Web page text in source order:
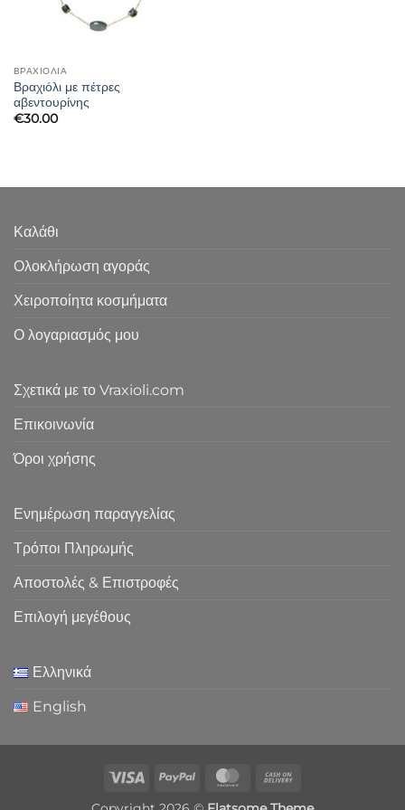
ΒΡΑΧΙΌΛΙΑ
Βραχιόλι με πέτρες
αβεντουρίνης
€30.00
Καλάθι
Ολοκλήρωση αγοράς
Χειροποίητα κοσμήματα
Ο λογαριασμός μου
Σχετικά με το Vraxioli.com
Επικοινωνία
Όροι χρήσης
Ενημέρωση παραγγελίας
Τρόποι Πληρωμής
Αποστολές & Επιστροφές
Επιλογή μεγέθους
Ελληνικά
English
Visa PayPal MasterCard